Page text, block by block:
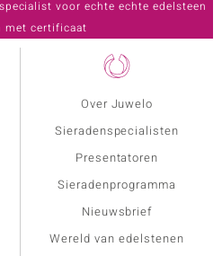
Over Juwelo
Sieradenspecialisten
Presentatoren
Sieradenprogramma
Nieuwsbrief
Wereld van edelstenen